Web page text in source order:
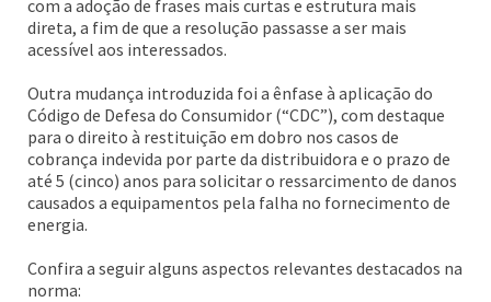
com a adoção de frases mais curtas e estrutura mais
direta, a fim de que a resolução passasse a ser mais
acessível aos interessados.
Outra mudança introduzida foi a ênfase à aplicação do
Código de Defesa do Consumidor (“CDC”), com destaque
para o direito à restituição em dobro nos casos de
cobrança indevida por parte da distribuidora e o prazo de
até 5 (cinco) anos para solicitar o ressarcimento de danos
causados a equipamentos pela falha no fornecimento de
energia.
Confira a seguir alguns aspectos relevantes destacados na
norma: